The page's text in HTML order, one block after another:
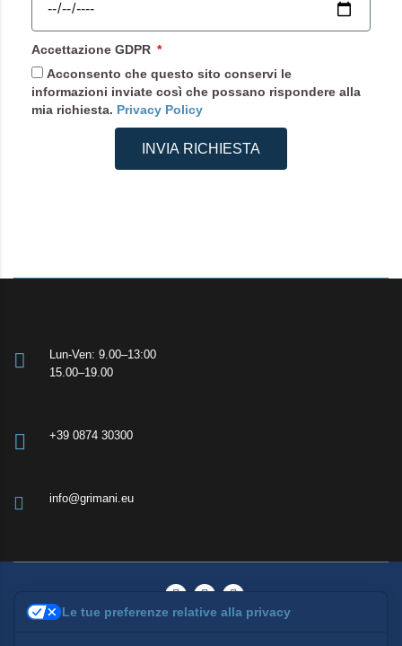
Accettazione GDPR
Acconsento che questo sito conservi le
informazioni inviate così che possano rispondere alla
mia richiesta. Privacy Policy
INVIA RICHIESTA
Lun-Ven: 9.00–13:00
15.00–19.00
+39 0874 30300
info@grimani.eu
Le tue preferenze relative alla privacy